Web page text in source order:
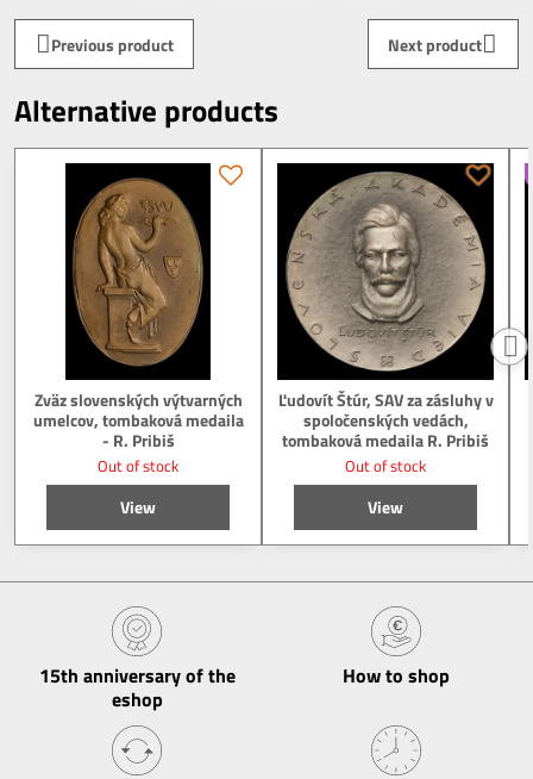
Previous product Next product
Alternative products
Zväz slovenských výtvarných
umelcov, tombaková medaila
- R. Pribiš
Out of stock
View
Ľudovít Štúr, SAV za zásluhy v
spoločenských vedách,
tombaková medaila R. Pribiš
Out of stock
View
15th anniversary of the
eshop
How to shop